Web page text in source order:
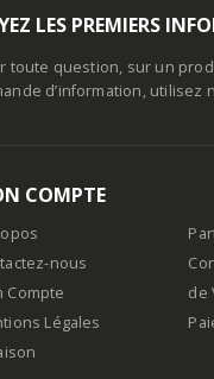
LES PREMIERS
toute question, sur un
d’information, utilisez
COMPTE
nous
Compte
Légales
de